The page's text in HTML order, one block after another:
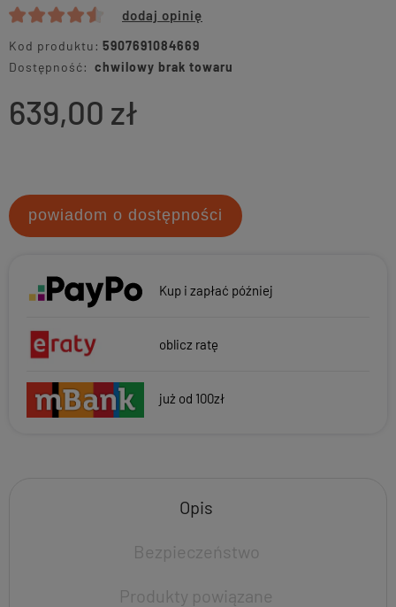
dodaj opinię
Kod produktu: 5907691084669
Dostępność: chwilowy brak towaru
639,00 zł
powiadom o dostępności
Kup i zapłać później
oblicz ratę
już od 100zł
Opis
Bezpieczeństwo
Produkty powiązane